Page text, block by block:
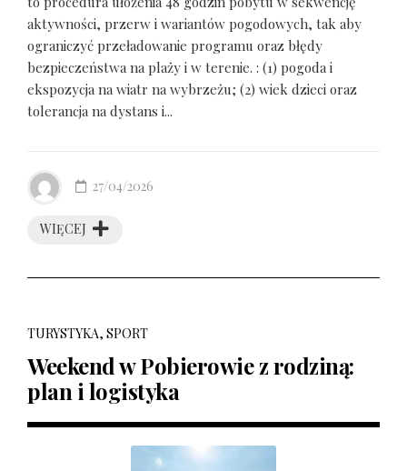
aktywności, przerw i wariantów pogodowych, tak aby
ograniczyć przeładowanie programu oraz błędy
bezpieczeństwa na plaży i w terenie. : (1) pogoda i
ekspozycja na wiatr na wybrzeżu; (2) wiek dzieci oraz
tolerancja na dystans i...
WIĘCEJ
27/04/2026
TURYSTYKA, SPORT
Weekend w Pobierowie z rodziną:
plan i logistyka